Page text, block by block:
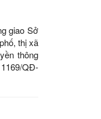
giao Sở
thị xã
thông
QĐ-